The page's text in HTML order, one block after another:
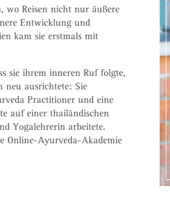
wo Reisen nicht nur äußere
Entwicklung und
kam sie erstmals mit
sie ihrem inneren Ruf folgte,
neu ausrichtete: Sie
Practitioner und eine
auf einer thailändischen
Yogalehrerin arbeitete.
Online-Ayurveda-Akademie